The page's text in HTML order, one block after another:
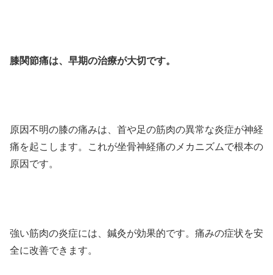
膝関節痛は、早期の治療が大切です。
原因不明の膝の痛みは、首や足の筋肉の異常な炎症が神経
痛を起こします。これが坐骨神経痛のメカニズムで根本の
原因です。
強い筋肉の炎症には、鍼灸が効果的です。痛みの症状を安
全に改善できます。